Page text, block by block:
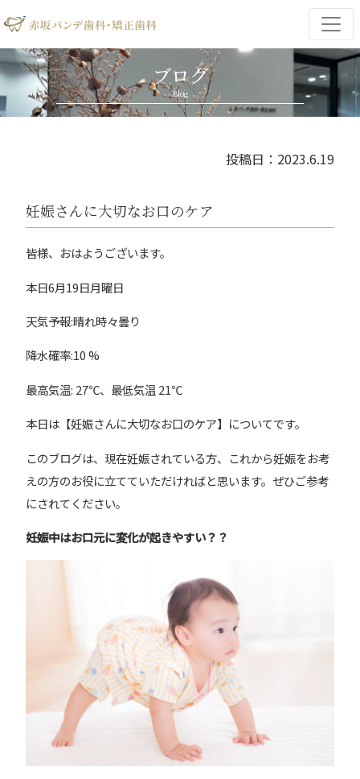
ブログ
Blog
投稿日：2023.6.19
妊娠さんに大切なお口のケア
皆様、おはようございます。
本日6月19日月曜日
天気予報:晴れ時々曇り
降水確率:10 %
最高気温: 27℃、最低気温 21℃
本日は【妊娠さんに大切なお口のケア】についてです。
このブログは、現在妊娠されている方、これから妊娠をお考
えの方のお役に立てていただければと思います。ぜひご参考
にされてください。
妊娠中はお口元に変化が起きやすい？？